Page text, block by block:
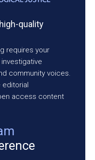
quality
requires your
community voices.
editorial
access content